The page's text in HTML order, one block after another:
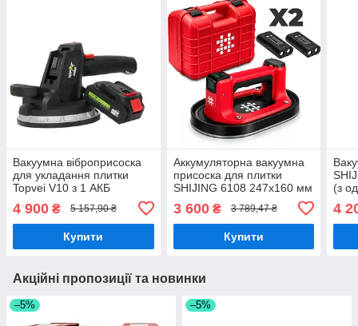
Вакуумна віброприсоска
для укладання плитки
Topvei V10 з 1 АКБ
4 900 ₴ 5 157,90 ₴
Купити
Аккумуляторна вакуумна
присоска для плитки
SHIJING 6108 247x160 мм
220 кг (металевий корпус)
2 АКБ + кейс (6108-2)
3 600₴ 3 789,47 ₴
Купити
(з
4
Акційні пропозиції та новинки
–5% –5%